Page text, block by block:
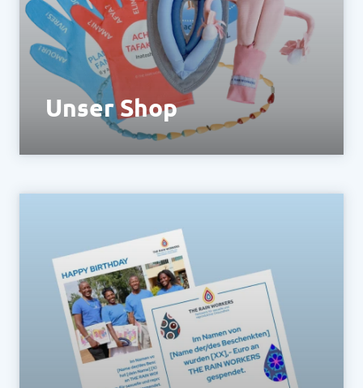
matomo.org/matomo-cloud-privacy-
policy/
Unser Shop
Bestell dir unsere TEACHING TOOLS und
Merchandise